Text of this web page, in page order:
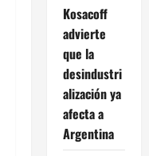
Kosacoff
advierte
que la
desindustri
alización ya
afecta a
Argentina